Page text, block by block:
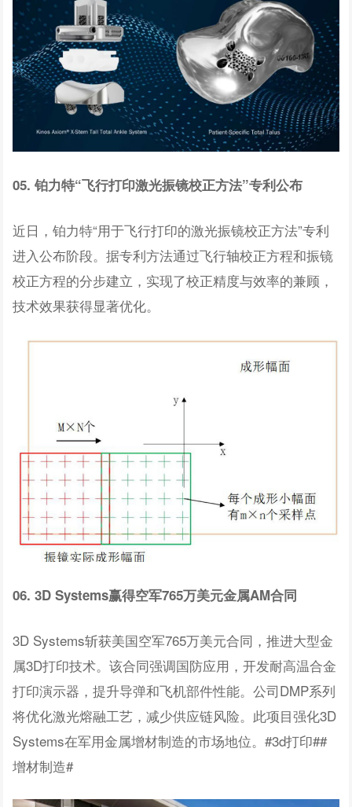
05. 铂力特“飞行打印激光振镜校正方法”专利公布
近日，铂力特“用于飞行打印的激光振镜校正方法”专利
进入公布阶段。据专利方法通过飞行轴校正方程和振镜
校正方程的分步建立，实现了校正精度与效率的兼顾，
技术效果获得显著优化。
06. 3D Systems赢得空军765万美元金属AM合同
3D Systems斩获美国空军765万美元合同，推进大型金
属3D打印技术。该合同强调国防应用，开发耐高温合金
打印演示器，提升导弹和飞机部件性能。公司DMP系列
将优化激光熔融工艺，减少供应链风险。此项目强化3D
Systems在军用金属增材制造的市场地位。#3d打印##
增材制造#